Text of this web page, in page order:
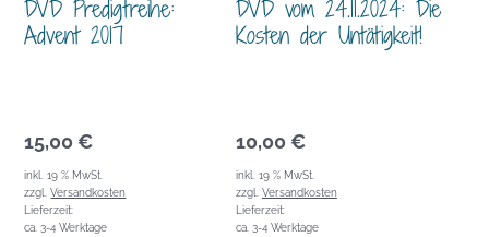
DVD Predigtreihe:
Advent 2017
15,00 €
inkl. 19 % MwSt.
zzgl.Versandkosten
Lieferzeit:
ca. 3-4 Werktage
DVD vom 24.11.2024: Die
Kosten der Untätigkeit!
10,00 €
inkl. 19 % MwSt.
zzgl. Versandkosten
Lieferzeit:
ca. 3-4 Werktage